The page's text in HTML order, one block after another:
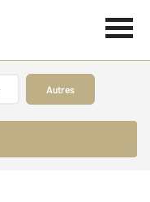
Autres